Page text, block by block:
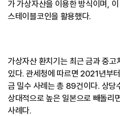
가 가상자산을 이용한 방식이며,
스테이블코인을 활용했다.
가상자산 환치기는 최근 금과 중고
있다. 관세청에 따르면 2021년부
금 밀수 사례는 총 89건이다. 상당
상대적으로 높은 일본으로 빼돌리
사례다.